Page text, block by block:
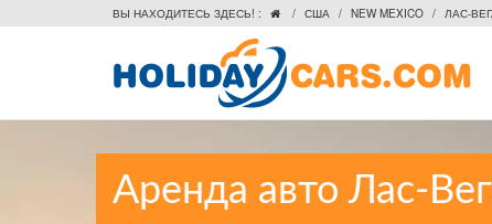
ВЫ НАХОДИТЕСЬ ЗДЕСЬ! :  / США / NEW MEXICO / ЛАС-
Аренда авто Лас-